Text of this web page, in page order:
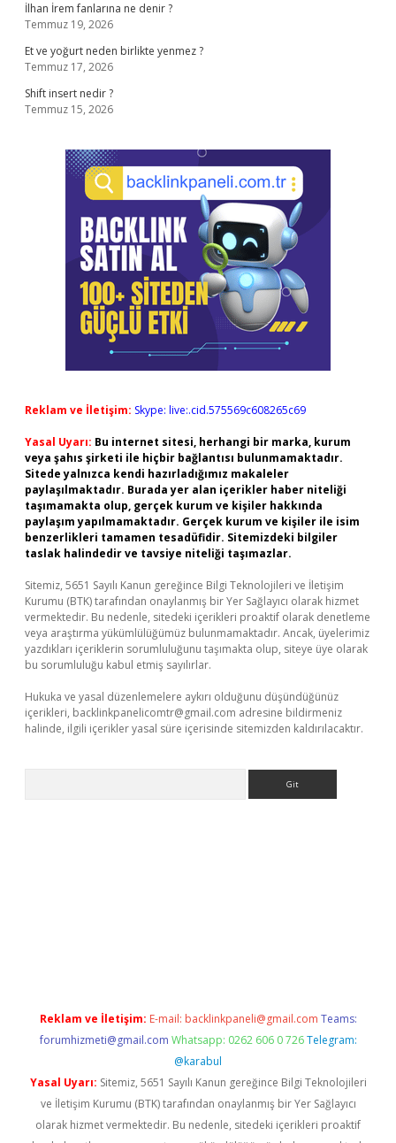
İlhan İrem fanlarına ne denir ?
Temmuz 19, 2026
Et ve yoğurt neden birlikte yenmez ?
Temmuz 17, 2026
Shift insert nedir ?
Temmuz 15, 2026
Reklam ve İletişim: Skype: live:.cid.575569c608265c69
Yasal Uyarı: Bu internet sitesi, herhangi bir marka, kurum
veya şahıs şirketi ile hiçbir bağlantısı bulunmamaktadır.
Sitede yalnızca kendi hazırladığımız makaleler
paylaşılmaktadır. Burada yer alan içerikler haber niteliği
taşımamakta olup, gerçek kurum ve kişiler hakkında
paylaşım yapılmamaktadır. Gerçek kurum ve kişiler ile isim
benzerlikleri tamamen tesadüfidir. Sitemizdeki bilgiler
taslak halindedir ve tavsiye niteliği taşımazlar.
Sitemiz, 5651 Sayılı Kanun gereğince Bilgi Teknolojileri ve İletişim
Kurumu (BTK) tarafından onaylanmış bir Yer Sağlayıcı olarak hizmet
vermektedir. Bu nedenle, sitedeki içerikleri proaktif olarak denetleme
veya araştırma yükümlülüğümüz bulunmamaktadır. Ancak, üyelerimiz
yazdıkları içeriklerin sorumluluğunu taşımakta olup, siteye üye olarak
bu sorumluluğu kabul etmiş sayılırlar.
Hukuka ve yasal düzenlemelere aykırı olduğunu düşündüğünüz
içerikleri, backlinkpanelicomtr@gmail.com adresine bildirmeniz
halinde, ilgili içerikler yasal süre içerisinde sitemizden kaldırılacaktır.
Reklam ve İletişim: E-mail: backlinkpaneli@gmail.com Teams:
forumhizmeti@gmail.com Whatsapp: 0262 606 0 726 Telegram:
@karabul
Yasal Uyarı: Sitemiz, 5651 Sayılı Kanun gereğince Bilgi Teknolojileri
ve İletişim Kurumu (BTK) tarafından onaylanmış bir Yer Sağlayıcı
olarak hizmet vermektedir. Bu nedenle, sitedeki içerikleri proaktif